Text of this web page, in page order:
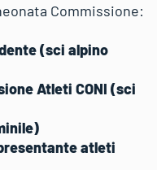
Commissione:
(sci alpino
Atleti CONI (sci
atleti